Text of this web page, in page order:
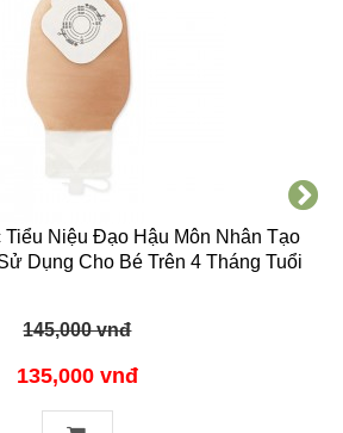
Niệu Đạo Hậu Môn Nhân Tạo
Dụng Cho Bé Trên 4 Tháng Tuổi
145,000 vnđ
135,000 vnđ